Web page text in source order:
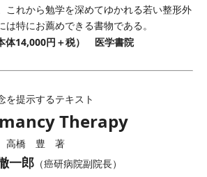
これから勉学を深めてゆかれる若い整形外
は特にお薦めできる書物である。
体14,000円＋税） 医学書院
を提示するテキスト
Therapy
高橋 豊 著
一郎 （癌研病院副院長）